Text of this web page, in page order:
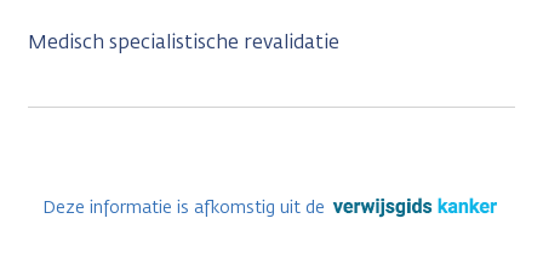
Medisch specialistische revalidatie
Deze informatie is afkomstig uit de